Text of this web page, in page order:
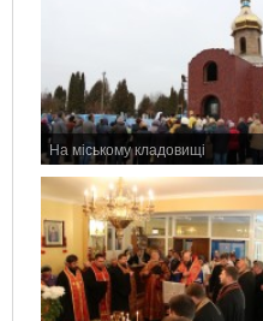
На міському кладовищі